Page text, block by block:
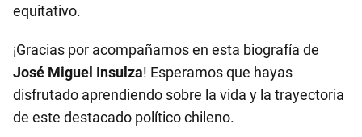
equitativo.
¡Gracias por acompañarnos en esta biografía de
José Miguel Insulza! Esperamos que hayas
disfrutado aprendiendo sobre la vida y la trayectoria
de este destacado político chileno.